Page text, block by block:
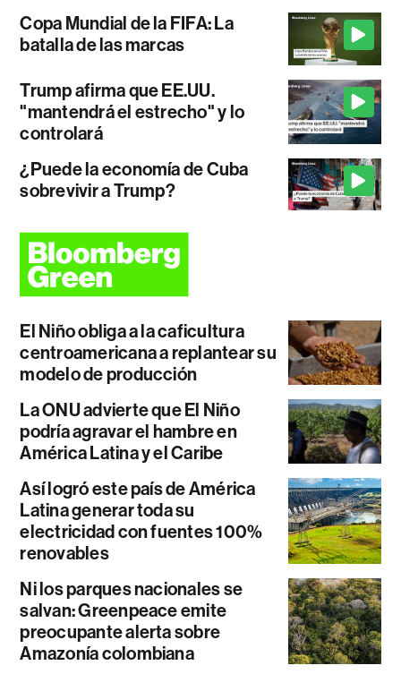
Copa Mundial de la FIFA: La
batalla de las marcas
Trump afirma que EE.UU.
"mantendrá el estrecho" y lo
controlará
¿Puede la economía de Cuba
sobrevivir a Trump?
El Niño obliga a la caficultura
centroamericana a replantear su
modelo de producción
La ONU advierte que El Niño
podría agravar el hambre en
América Latina y el Caribe
Así logró este país de América
Latina generar toda su
electricidad con fuentes 100%
renovables
Ni los parques nacionales se
salvan: Greenpeace emite
preocupante alerta sobre
Amazonía colombiana